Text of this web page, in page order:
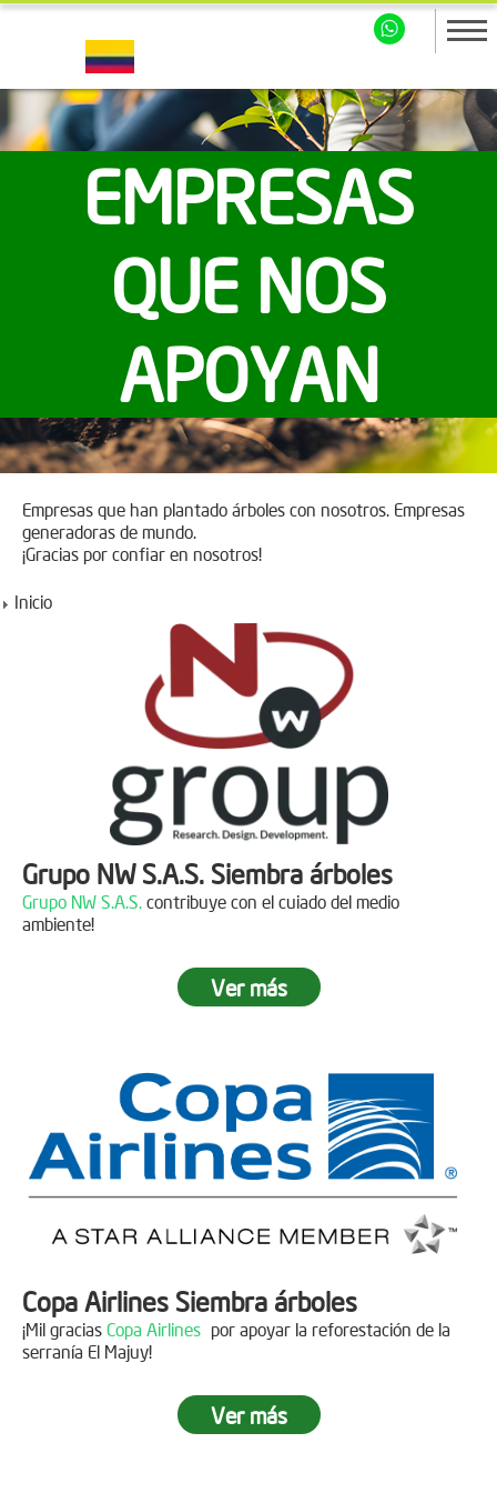
EMPRESAS
QUE NOS
APOYAN
Empresas que han plantado árboles con nosotros. Empresas
generadoras de mundo.
¡Gracias por confiar en nosotros!
Inicio
Grupo NW S.A.S. Siembra árboles
Grupo NW S.A.S. contribuye con el cuiado del medio
ambiente!
Jornada de reforestación
15 personas
Ver más
Copa Airlines Siembra árboles
¡Mil gracias Copa Airlines por apoyar la reforestación de la
serranía El Majuy!
Siembra en el Páramo Aguas Vivas
Ver más